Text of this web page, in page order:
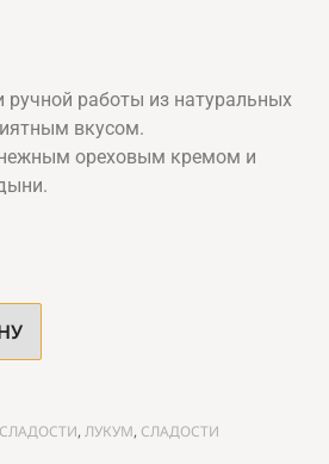
ручной работы из натуральных
вкусом.
ореховым кремом и
, ЛУКУМ, СЛАДОСТИ